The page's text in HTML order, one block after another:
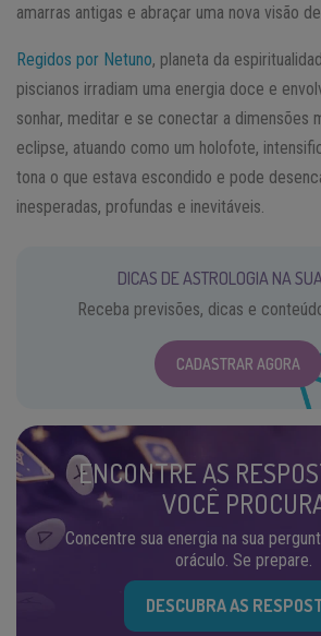
amarras antigas e abraçar uma nova visão
Regidos por Netuno, planeta da
piscianos irradiam uma energia doce e
sonhar, meditar e se conectar a dimensões
eclipse, atuando como um holofote,
tona o que estava escondido e pode
inesperadas, profundas e inevitáveis.
DICAS DE ASTROLOGIA NA
Receba previsões, dicas e
CADASTRAR AGORA
ENCONTRE AS
VOCÊ
Concentre sua energia na sua
oráculo. Se prepare.
DESCUBRA AS